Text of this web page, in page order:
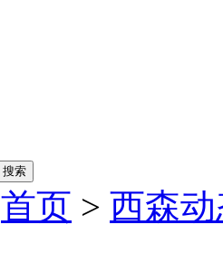
首页 > 西森